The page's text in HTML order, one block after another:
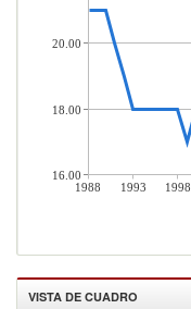
1988 1993 1998
20.00
18.00
16.00
VISTA DE CUADRO